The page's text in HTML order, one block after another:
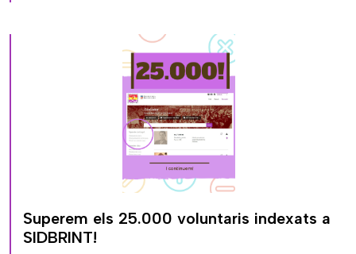
Superem els 25.000 voluntaris indexats a
SIDBRINT!